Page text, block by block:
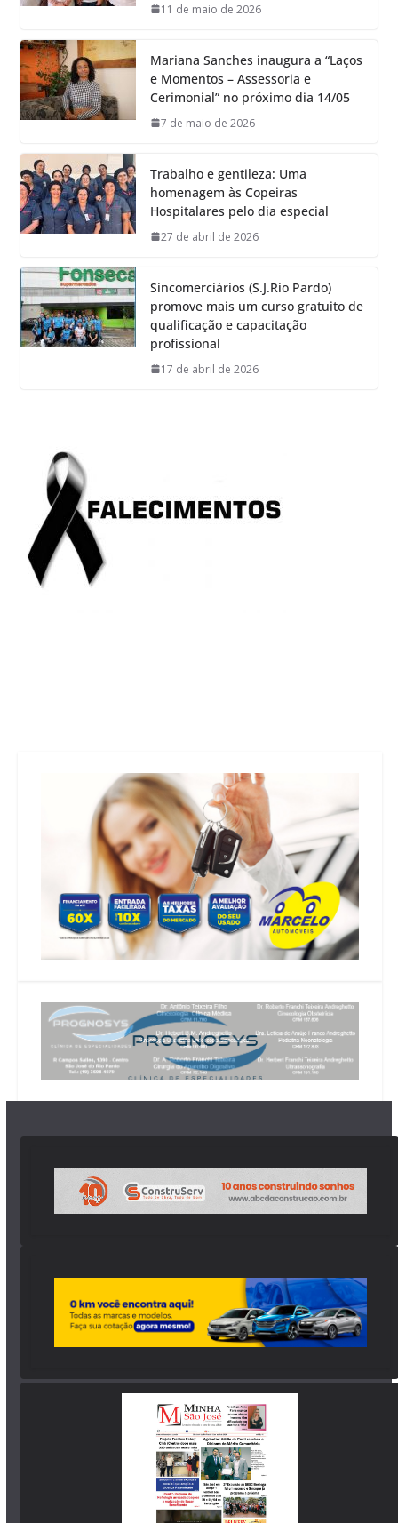
11 de maio de 2026
Mariana Sanches inaugura a “Laços
e Momentos – Assessoria e
Cerimonial” no próximo dia 14/05
7 de maio de 2026
Trabalho e gentileza: Uma
homenagem às Copeiras
Hospitalares pelo dia especial
27 de abril de 2026
Sincomerciários (S.J.Rio Pardo)
promove mais um curso gratuito de
qualificação e capacitação
profissional
17 de abril de 2026